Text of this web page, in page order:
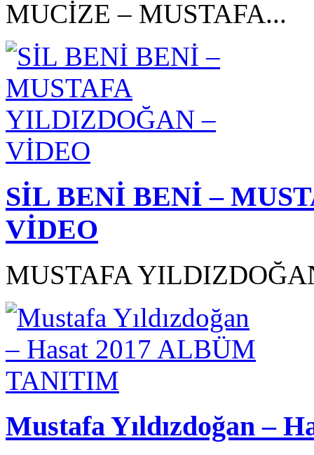
MUCİZE – MUSTAFA...
SİL BENİ BENİ –
VİDEO
MUSTAFA
Mustafa Yıldızdoğan –